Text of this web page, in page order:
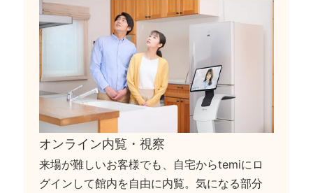
オンライン内覧・視察
来場が難しいお客様でも、自宅からtemiにロ
グインして館内を自由に内覧。気になる部分